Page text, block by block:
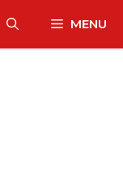
MENU